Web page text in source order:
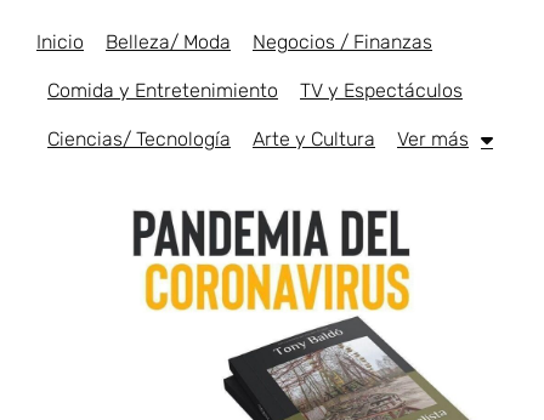
Inicio Belleza/ Moda Negocios / Finanzas
Comida y Entretenimiento TV y Espectáculos
Ciencias/ Tecnología Arte y Cultura Ver más